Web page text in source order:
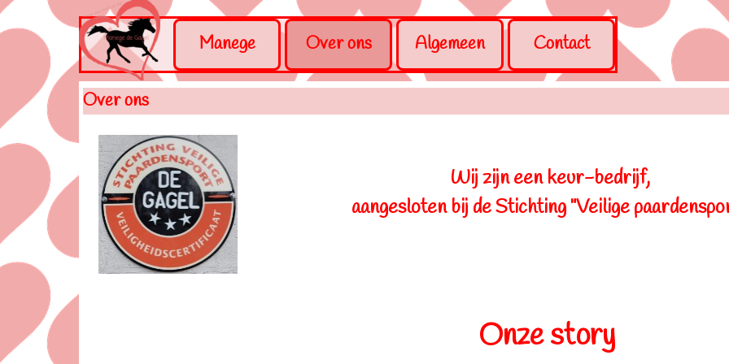
Ga naar de inhoud
Menu overslaan
Manege Over ons Algemeen ▼
Contact
Over ons
Wij zijn een keur-bedrijf,
aangesloten bij de Stichting "Veilige
Onze story